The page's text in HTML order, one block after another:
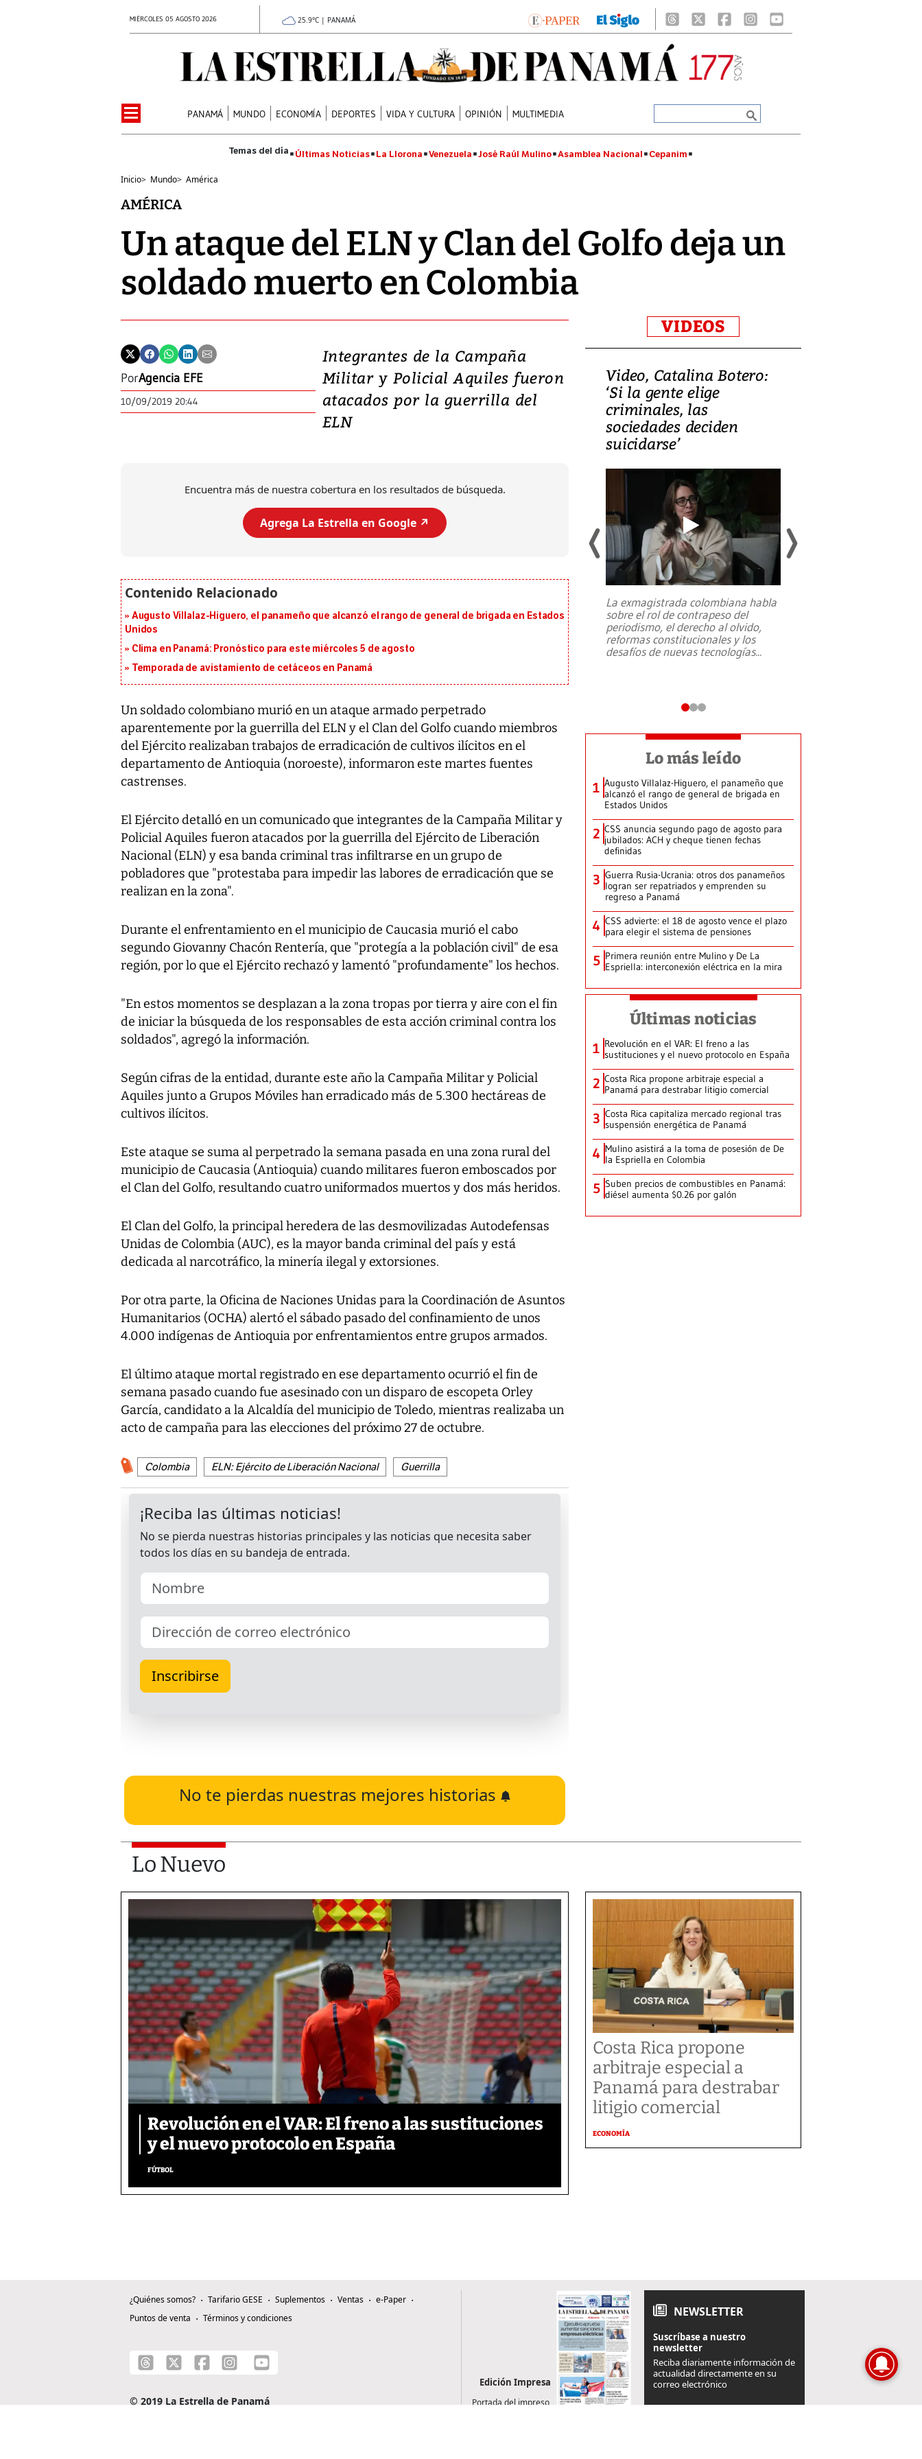
MIÉRCOLES 05 AGOSTO 2026 25.9°C | PANAMÁ
PANAMÁ MUNDO ECONOMÍA DEPORTES VIDA Y CULTURA OPINIÓN MULTIMEDIA
Últimas Noticias La Llorona Venezuela José Raúl Mulino Asamblea Nacional Cepanim
Inicio> Mundo> América
AMÉRICA
Un ataque del ELN y Clan del Golfo deja un
soldado muerto en Colombia
PorAgencia EFE
10/09/2019 20:44
Integrantes de la Campaña
Militar y Policial Aquiles fueron
atacados por la guerrilla del
ELN
Encuentra más de nuestra cobertura en los resultados de búsqueda.
Agrega La Estrella en Google ↗️
Augusto Villalaz-Higuero, el panameño que alcanzó el rango de general de brigada en Estados
Unidos
Clima en Panamá: Pronóstico para este miércoles 5 de agosto
Temporada de avistamiento de cetáceos en Panamá
Un soldado colombiano murió en un ataque armado perpetrado
aparentemente por la guerrilla del ELN y el Clan del Golfo cuando miembros
del Ejército realizaban trabajos de erradicación de cultivos ilícitos en el
departamento de Antioquia (noroeste), informaron este martes fuentes
castrenses.
El Ejército detalló en un comunicado que integrantes de la Campaña Militar y
Policial Aquiles fueron atacados por la guerrilla del Ejército de Liberación
Nacional (ELN) y esa banda criminal tras infiltrarse en un grupo de
pobladores que "protestaba para impedir las labores de erradicación que se
realizan en la zona".
Durante el enfrentamiento en el municipio de Caucasia murió el cabo
segundo Giovanny Chacón Rentería, que "protegía a la población civil" de esa
región, por lo que el Ejército rechazó y lamentó "profundamente" los hechos.
"En estos momentos se desplazan a la zona tropas por tierra y aire con el fin
de iniciar la búsqueda de los responsables de esta acción criminal contra los
soldados", agregó la información.
Según cifras de la entidad, durante este año la Campaña Militar y Policial
Aquiles junto a Grupos Móviles han erradicado más de 5.300 hectáreas de
cultivos ilícitos.
Este ataque se suma al perpetrado la semana pasada en una zona rural del
municipio de Caucasia (Antioquia) cuando militares fueron emboscados por
el Clan del Golfo, resultando cuatro uniformados muertos y dos más heridos.
El Clan del Golfo, la principal heredera de las desmovilizadas Autodefensas
Unidas de Colombia (AUC), es la mayor banda criminal del país y está
dedicada al narcotráfico, la minería ilegal y extorsiones.
Por otra parte, la Oficina de Naciones Unidas para la Coordinación de Asuntos
Humanitarios (OCHA) alertó el sábado pasado del confinamiento de unos
4.000 indígenas de Antioquia por enfrentamientos entre grupos armados.
El último ataque mortal registrado en ese departamento ocurrió el fin de
semana pasado cuando fue asesinado con un disparo de escopeta Orley
García, candidato a la Alcaldía del municipio de Toledo, mientras realizaba un
acto de campaña para las elecciones del próximo 27 de octubre.
Colombia ELN: Ejército de Liberación Nacional Guerrilla
No te pierdas nuestras mejores historias
VIDEOS
Video, Japón: Terremoto
deja heridos y graves
daños en Kumamoto
7,1 se registró este martes 28 de
emergencia de gran...
Video, Catalina Botero:
‘Si la gente elige
criminales, las
sociedades deciden
suicidarse’
La exmagistrada colombiana habla
sobre el rol de contrapeso del
periodismo, el derecho al olvido,
reformas constitucionales y los
desafíos de nuevas tecnologías...
Lo más leído
1 Augusto Villalaz-Higuero, el panameño que
alcanzó el rango de general de brigada en
Estados Unidos
2 CSS anuncia segundo pago de agosto para
jubilados: ACH y cheque tienen fechas
definidas
3 Guerra Rusia-Ucrania: otros dos panameños
logran ser repatriados y emprenden su
regreso a Panamá
4 CSS advierte: el 18 de agosto vence el plazo
para elegir el sistema de pensiones
5 Primera reunión entre Mulino y De La
Espriella: interconexión eléctrica en la mira
Últimas noticias
1 Revolución en el VAR: El freno a las
sustituciones y el nuevo protocolo en España
2 Costa Rica propone arbitraje especial a
Panamá para destrabar litigio comercial
3 Costa Rica capitaliza mercado regional tras
suspensión energética de Panamá
4 Mulino asistirá a la toma de posesión de De
la Espriella en Colombia
5 Suben precios de combustibles en Panamá:
diésel aumenta $0.26 por galón
Lo Nuevo
Revolución en el VAR: El freno a las sustituciones
y el nuevo protocolo en España
FÚTBOL
Costa Rica propone
arbitraje especial a
Panamá para destrabar
litigio comercial
ECONOMÍA
¿Quiénes somos? Tarifario GESE Suplementos Ventas
e-Paper
Puntos de venta
Términos y condiciones
© 2019 La Estrella de Panamá
Edición Impresa
Portada del impreso
NEWSLETTER
Suscríbase a nuestro
newsletter
Reciba diariamente información de
actualidad directamente en su
correo electrónico